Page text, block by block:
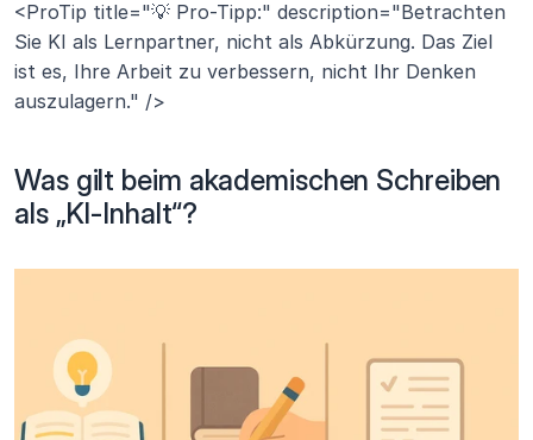
<ProTip title="💡 Pro-Tipp:" description="Betrachten
Sie KI als Lernpartner, nicht als Abkürzung. Das Ziel
ist es, Ihre Arbeit zu verbessern, nicht Ihr Denken
auszulagern." />
Was gilt beim akademischen Schreiben
als „KI-Inhalt“?